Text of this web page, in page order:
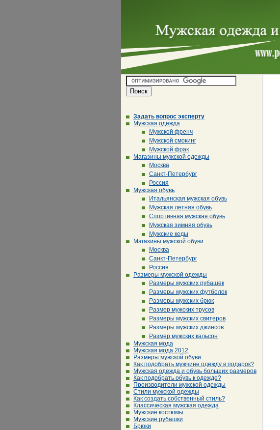
Задать вопрос эксперту
Мужская одежда
Мужской френч
Мужской смокинг
Мужской фрак
Магазины мужской одежды
Москва
Санкт-Петербург
Россия
Мужская обувь
Итальянская мужская обувь
Мужская летняя обувь
Спортивная мужская обувь
Мужская зимняя обувь
Мужские кеды
Магазины мужской обуви
Москва
Санкт-Петербург
Россия
Размеры мужской одежды
Размеры мужских рубашек
Размеры мужских футболок
Размеры мужских брюк
Размер мужских трусов
Размеры мужских свитеров
Размеры мужских джинсов
Размер мужских кальсон
Мужская мода
Мужская мода 2012
Размеры мужской обуви
Как подобрать мужчине одежду в подарок?
Мужская одежда и обувь больших размеров
Как подобрать обувь к одежде?
Производители мужской одежды
Стили мужской одежды
Как создать собственный стиль?
Классическая мужская одежда
Мужские костюмы
Мужские рубашки
Брюки